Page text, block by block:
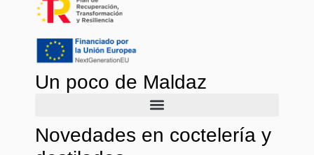
Un poco de Maldaz
Novedades en coctelería y